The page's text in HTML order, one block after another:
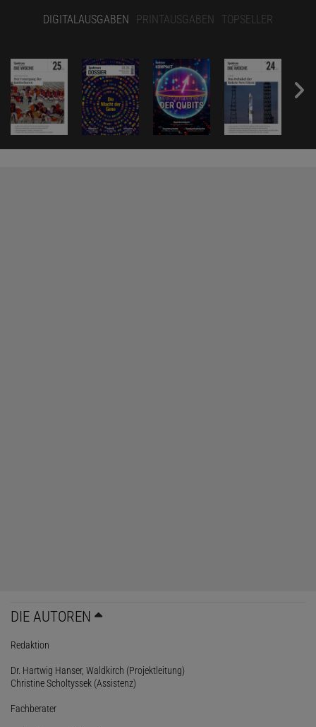
DIGITALAUSGABEN PRINTAUSGABEN TOPSELLER
DIE AUTOREN
Redaktion
Dr. Hartwig Hanser, Waldkirch (Projektleitung)
Christine Scholtyssek (Assistenz)
Fachberater